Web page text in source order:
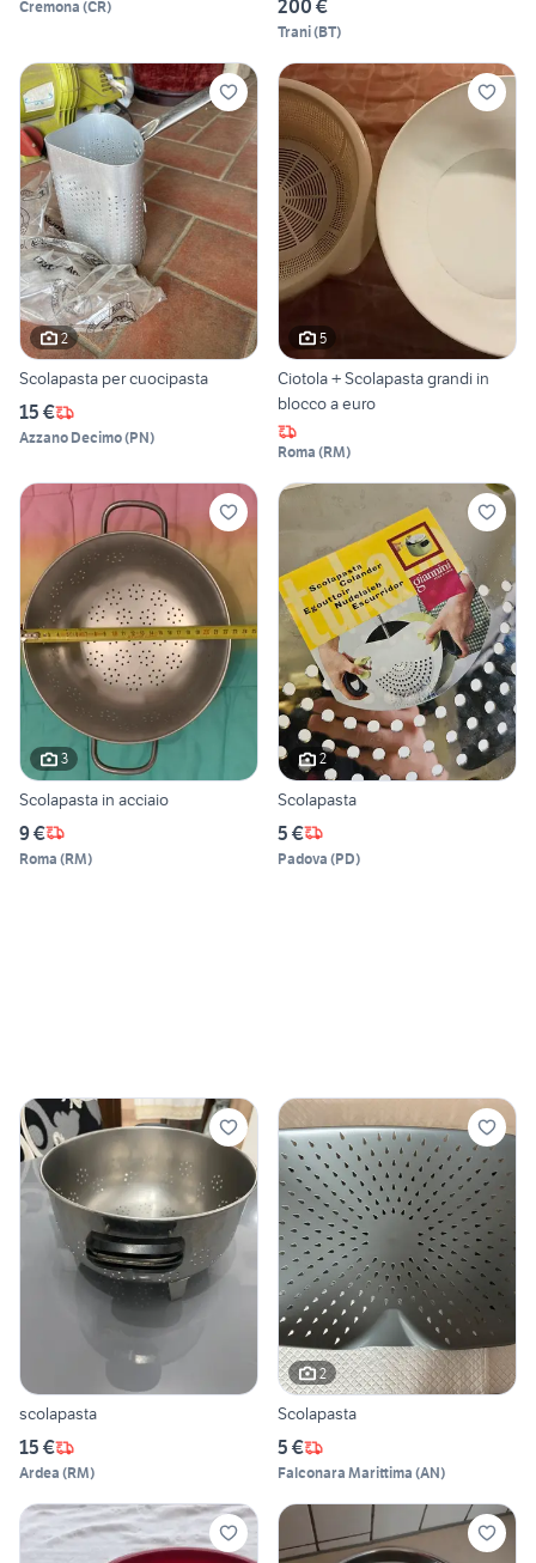
Cremona (CR) 200 €
Trani(BT)
2
Scolapasta per cuocipasta
15 €
Azzano Decimo(PN)
5
Ciotola + Scolapasta grandi in
blocco a euro
Roma (RM)
3
Scolapasta in acciaio
9 €
Roma (RM)
2
Scolapasta
5 €
Padova (PD)
scolapasta
15 €
Ardea (RM)
2
Scolapasta
5 €
Falconara Marittima (AN)